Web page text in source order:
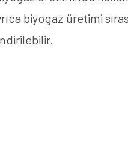
biyogaz üretimi